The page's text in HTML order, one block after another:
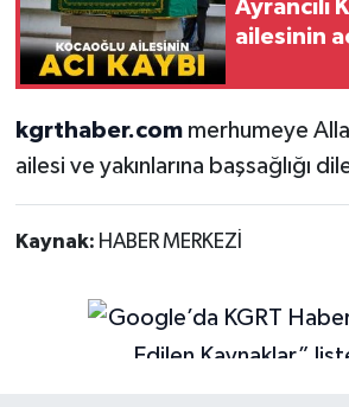
Ayrancılı
ailesinin
kgrthaber.commerhumeye
ailesi ve yakınlarına başsağlığı
Kaynak: HABER MERKEZİ